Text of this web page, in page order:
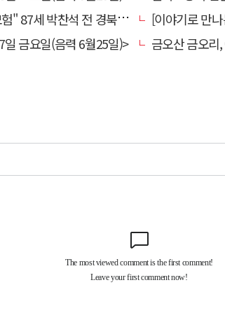
세 박찬석 전 경북대 총장
[이야기로 만
금요일(음력 6월25일)>
금오산 금오리